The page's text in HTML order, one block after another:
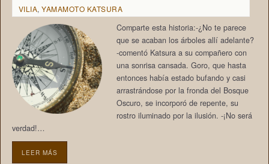
VILIA,YAMAMOTO KATSURA
Comparte esta historia:-¿No te parece
que se acaban los árboles allí adelante?
-comentó Katsura a su compañero con
una sonrisa cansada. Goro, que hasta
entonces había estado bufando y casi
arrastrándose por la fronda del Bosque
Oscuro, se incorporó de repente, su
rostro iluminado por la ilusión. -¡No será
verdad!…
LEER MÁS